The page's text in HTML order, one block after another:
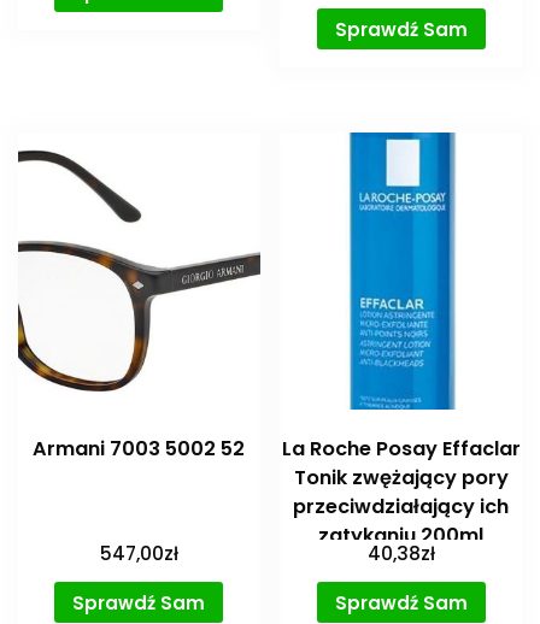
Sprawdź Sam
Armani 7003 5002 52
547,00zł
Sprawdź Sam
La Roche Posay Effaclar
Tonik zwężający pory
przeciwdziałający ich
zatykaniu 200ml
40,38zł
Sprawdź Sam